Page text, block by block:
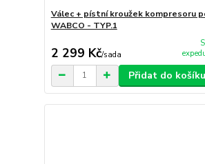
Válec + pístní kroužek kompresoru
WABCO - TYP.1
2 299 Kč/sada
Přidat do košíku